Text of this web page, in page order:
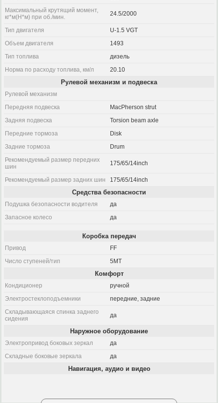
Максимальный крутящий момент,
кг*м(Н*м) при об./мин.
24.5/2000
Тип двигателя
U-1.5 VGT
Объем двигателя
1493
Тип топлива
дизель
Норма по расходу топлива, км/л
20.10
Рулевой механизм и подвеска
Рулевой механизм
Передняя подвеска
MacPherson strut
Задняя подвеска
Torsion beam axle
Передние тормоза
Disk
Задние тормоза
Drum
Рекомендуемый размер передних
шин
175/65/14inch
Рекомендуемый размер задних шин 175/65/14inch
Средства безопасности
Подушка безопасности водителя
да
Запасное колесо
да
Коробка передач
Привод
FF
Число ступеней/тип
5MT
Комфорт
Кондиционер
ручной
Электростеклоподъемники
передние, задние
Складывающаяся спинка заднего
сидения
да
Наружное оборудование
Электропривод боковых зеркал
да
Складные боковые зеркала
да
Навигация, аудио и видео